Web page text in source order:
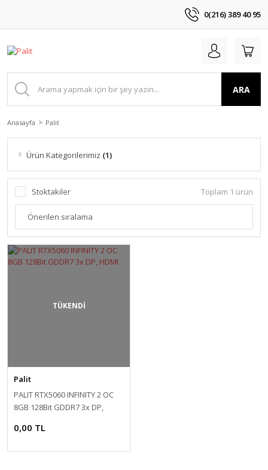
0(216) 389 40 95
ARA
Anasayfa Palit
Ürün Kategorilerimiz (1)
Stoktakiler Toplam 1 ürün
TÜKENDİ
Palit
PALIT RTX5060 INFINITY 2 OC
8GB 128Bit GDDR7 3x DP,
0,00 TL